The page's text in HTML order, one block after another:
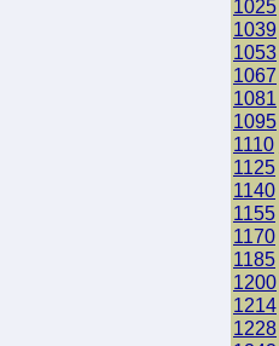
1025
1039
1053
1067
1081
1095
1110
1125
1140
1155
1170
1185
1200
1214
1228